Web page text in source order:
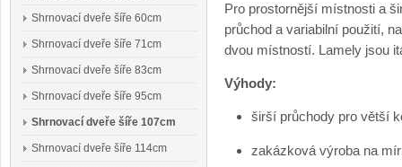
Pro prostornější místnosti a
průchod a variabilní použití,
dvou místností. Lamely jsou
Výhody:
širší průchody pro větší
zakázková výroba na
Shrnovací dveře šíře 60cm
Shrnovací dveře šíře 71cm
Shrnovací dveře šíře 83cm
Shrnovací dveře šíře 95cm
Shrnovací dveře šíře 107cm
Shrnovací dveře šíře 114cm